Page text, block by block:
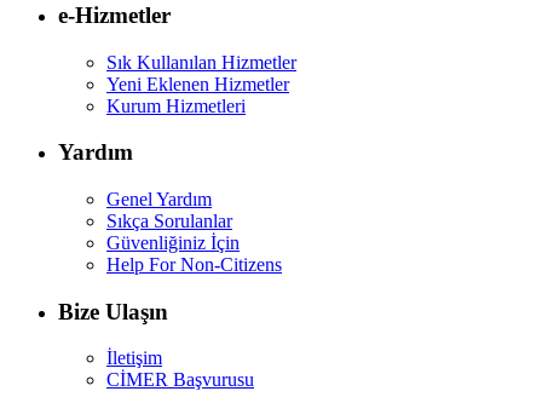
e-Hizmetler
Sık Kullanılan Hizmetler
Yeni Eklenen Hizmetler
Kurum Hizmetleri
Yardım
Genel Yardım
Sıkça Sorulanlar
Güvenliğiniz İçin
Help For Non-Citizens
Bize Ulaşın
İletişim
CİMER Başvurusu